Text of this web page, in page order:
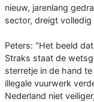
nieuw, jarenlang
sector, dreigt volledig
Peters: "Het beeld
Straks staat de
sterretje in de hand
illegale vuurwerk
Nederland niet